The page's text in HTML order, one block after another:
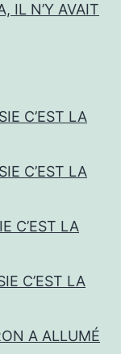
IL N’Y AVAIT
C’EST LA
C’EST LA
C’EST LA
C’EST LA
A ALLUMÉ